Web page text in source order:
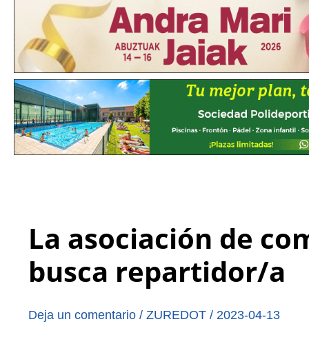
La asociación de
busca repartidor/a
Deja un comentario / ZUREDOT/ 2023-04-13